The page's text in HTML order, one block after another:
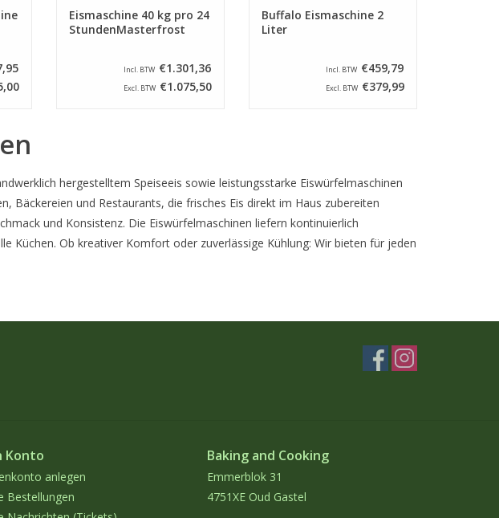
Eismaschine 40 kg pro 24
StundenMasterfrost
Incl. BTW €1.301,36
Excl. BTW €1.075,50
Buffalo Eismaschine 2
Liter
Incl. BTW €459,79
Excl. BTW €379,99
hergestelltem Speiseeis sowie leistungsstarke Eiswürfelmaschinen
Bäckereien und Restaurants, die frisches Eis direkt im Haus zubereiten
und Konsistenz. Die Eiswürfelmaschinen liefern kontinuierlich
Küchen. Ob kreativer Komfort oder zuverlässige Kühlung: Wir bieten für jeden
Konto
anlegen
Bestellungen
Baking and Cooking
Emmerblok 31
4751XE Oud Gastel